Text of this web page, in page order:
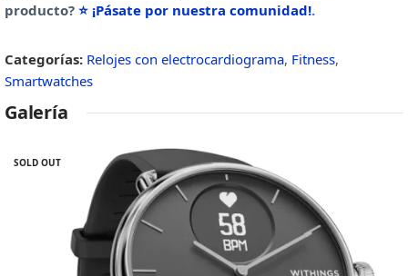
producto? ⭐ ¡Pásate por nuestra comunidad!.
Categorías: Relojes con electrocardiograma, Fitness,
Smartwatches
Galería
SOLD OUT